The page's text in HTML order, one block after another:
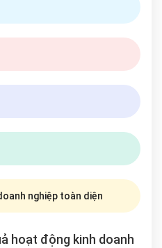
nghiệp toàn diện
hoạt động kinh doanh